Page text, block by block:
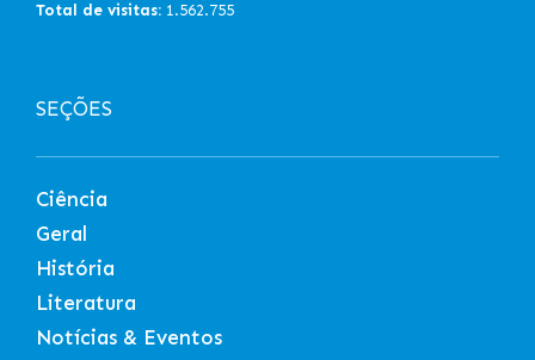
Total de visitas: 1.562.755
SEÇÕES
Ciência
Geral
História
Literatura
Notícias & Eventos